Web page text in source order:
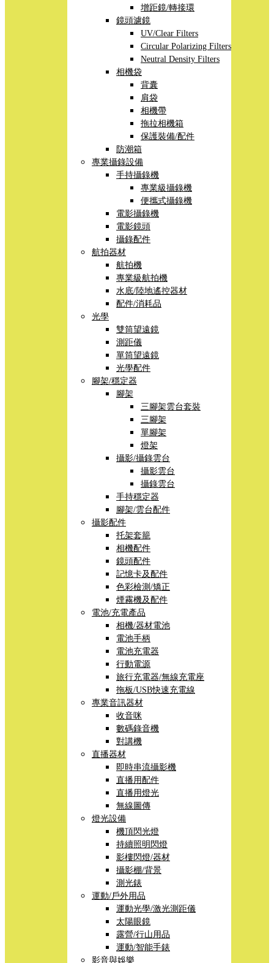
增距鏡/轉接環
鏡頭濾鏡
UV/Clear Filters
Circular Polarizing Filters
Neutral Density Filters
相機袋
背囊
肩袋
相機帶
拖拉相機箱
保護裝備/配件
防潮箱
專業攝錄設備
手持攝錄機
專業級攝錄機
便攜式攝錄機
電影攝錄機
電影鏡頭
攝錄配件
航拍器材
航拍機
專業級航拍機
水底/陸地遙控器材
配件/消耗品
光學
雙筒望遠鏡
測距儀
單筒望遠鏡
光學配件
腳架/穩定器
腳架
三腳架雲台套裝
三腳架
單腳架
燈架
攝影/攝錄雲台
攝影雲台
攝錄雲台
手持穩定器
腳架/雲台配件
攝影配件
托架套籠
相機配件
鏡頭配件
記憶卡及配件
色彩檢測/矯正
煙霧機及配件
電池/充電產品
相機/器材電池
電池手柄
電池充電器
行動電源
旅行充電器/無線充電座
拖板/USB快速充電線
專業音訊器材
收音咪
數碼錄音機
對講機
直播器材
即時串流攝影機
直播用配件
直播用燈光
無線圖傳
燈光設備
機頂閃光燈
持續照明閃燈
影樓閃燈/器材
攝影棚/背景
測光錶
運動/戶外用品
運動光學/激光測距儀
太陽眼鏡
露營/行山用品
運動/智能手錶
影音與娛樂